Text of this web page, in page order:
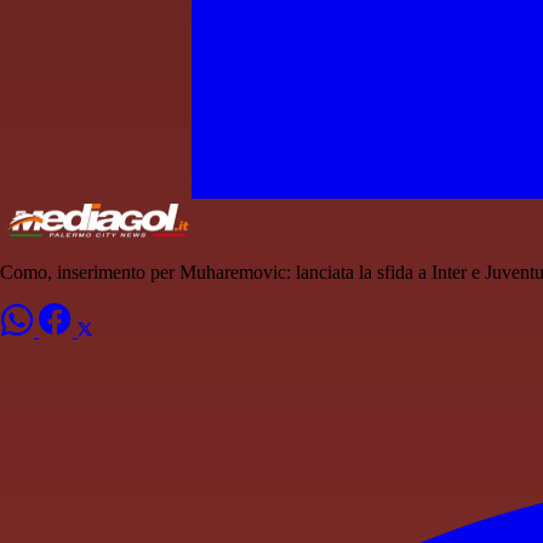
Como, inserimento per Muharemovic: lanciata la sfida a Inter e